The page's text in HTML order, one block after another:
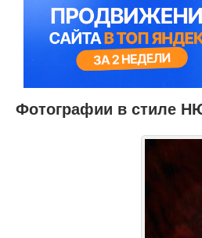
Фотографии в стиле